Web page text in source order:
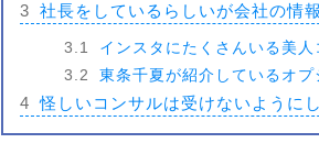
3 社長をしているらしいが会社の情
3.1
インスタにたくさんいる美人
3.2
東条千夏が紹介しているオ
4 怪しいコンサルは受けないように